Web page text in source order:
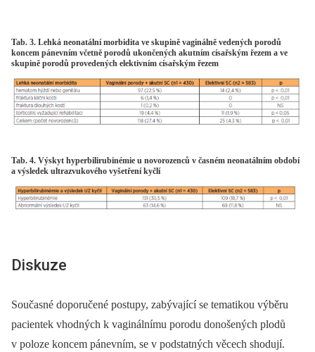
Tab. 3. Lehká neonatální morbidita ve skupině vaginálně vedených porodů
koncem pánevním včetně porodů ukončených akutním císařským řezem a ve
skupině porodů provedených elektivním císařským řezem
Tab. 4. Výskyt hyperbilirubinémie u novorozenců v časném neonatálním období
a výsledek ultrazvukového vyšetření kyčlí
Diskuze
Současné doporučené postupy, zabývající se tematikou výběru
pacientek vhodných k vaginálnímu porodu donošených plodů
v poloze koncem pánevním, se v podstatných věcech shodují.